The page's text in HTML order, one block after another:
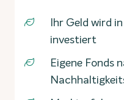
Ihr Geld wird
investiert
Eigene Fonds